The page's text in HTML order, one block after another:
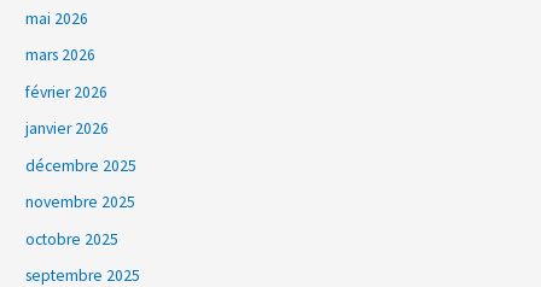
mai 2026
mars 2026
février 2026
janvier 2026
décembre 2025
novembre 2025
octobre 2025
septembre 2025